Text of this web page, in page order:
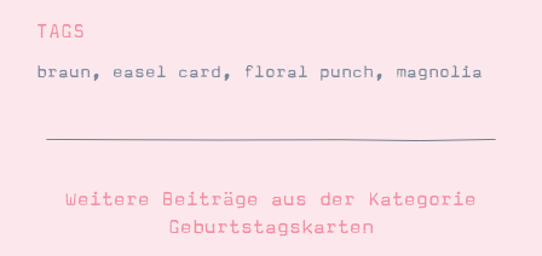
TAGS
braun, easel card, floral punch, magnolia
Weitere Beiträge aus der Kategorie
Geburtstagskarten